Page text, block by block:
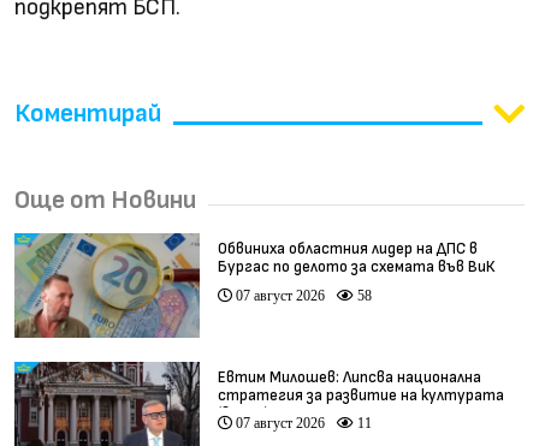
подкрепят БСП.
Коментирай
Още от Новини
Обвиниха областния лидер на ДПС в
Бургас по делото за схемата във ВиК
07 август 2026 58
Евтим Милошев: Липсва национална
стратегия за развитие на културата
(видео)
07 август 2026 11